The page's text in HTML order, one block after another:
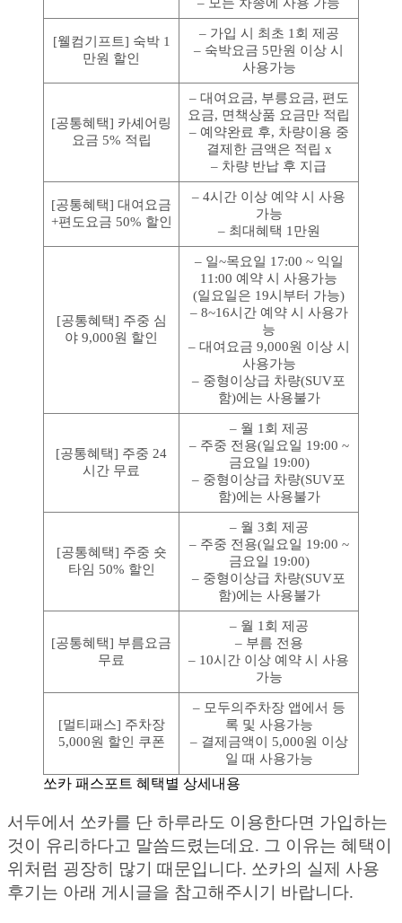
– 모든 차종에 사용 가능
[웰컴기프트] 숙박 1
만원 할인
– 가입 시 최초 1회 제공
– 숙박요금 5만원 이상 시
사용가능
[공통혜택] 카셰어링
요금 5% 적립
– 대여요금, 부릉요금, 편도
요금, 면책상품 요금만 적립
– 예약완료 후, 차량이용 중
결제한 금액은 적립 x
– 차량 반납 후 지급
[공통혜택] 대여요금
+편도요금 50% 할인
– 4시간 이상 예약 시 사용
가능
– 최대혜택 1만원
[공통혜택] 주중 심
야 9,000원 할인
– 일~목요일 17:00 ~ 익일
11:00 예약 시 사용가능
(일요일은 19시부터 가능)
– 8~16시간 예약 시 사용가
능
– 대여요금 9,000원 이상 시
사용가능
– 중형이상급 차량(SUV포
함)에는 사용불가
[공통혜택] 주중 24
시간 무료
– 월 1회 제공
– 주중 전용(일요일 19:00 ~
금요일 19:00)
– 중형이상급 차량(SUV포
함)에는 사용불가
[공통혜택] 주중 숏
타임 50% 할인
– 월 3회 제공
– 주중 전용(일요일 19:00 ~
금요일 19:00)
– 중형이상급 차량(SUV포
함)에는 사용불가
[공통혜택] 부름요금
무료
– 월 1회 제공
– 부름 전용
– 10시간 이상 예약 시 사용
가능
[멀티패스] 주차장
5,000원 할인 쿠폰
– 모두의주차장 앱에서 등
록 및 사용가능
– 결제금액이 5,000원 이상
일 때 사용가능
쏘카 패스포트 혜택별 상세내용
서두에서 쏘카를 단 하루라도 이용한다면 가입하는
것이 유리하다고 말씀드렸는데요. 그 이유는 혜택이
위처럼 굉장히 많기 때문입니다. 쏘카의 실제 사용
후기는 아래 게시글을 참고해주시기 바랍니다.